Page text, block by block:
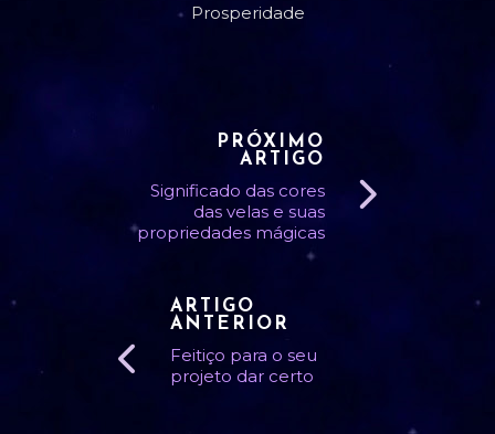
Prosperidade
PRÓXIMO
ARTIGO
Significado das cores
das velas e suas
propriedades mágicas
ARTIGO
ANTERIOR
Feitiço para o seu
projeto dar certo